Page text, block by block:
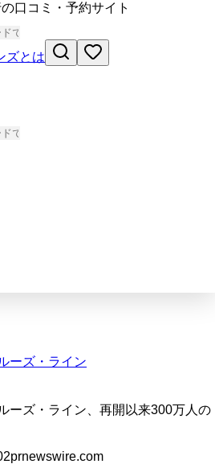
口コミ・予約サイト
ズとは
ーズ・ライン
ーズ・ライン、再開以来300万人の
prnewswire.com